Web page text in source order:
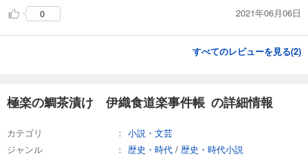
0 2021年06月06日
すべてのレビューを見る(2)
極楽の鯛茶漬け 伊織食道楽事件帳 の詳細情報
カテゴリ
小説・文芸
ジャンル
歴史・時代 / 歴史・時代小説